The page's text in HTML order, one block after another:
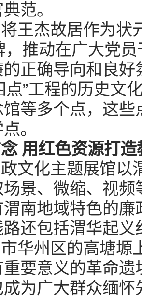
范。
王杰故居作为状
，推动在广大党
正确导向和良好
点”工程的历史文
馆等多个点，这
。
用红色资源打造
文化主题展馆以
场景、微缩、视
南地域特色的廉
还包括渭华起义
华州区的高塘塬
要意义的革命
为广大群众缅